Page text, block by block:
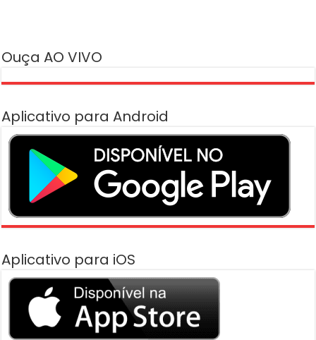
Ouça AO VIVO
Aplicativo para Android
Aplicativo para iOS